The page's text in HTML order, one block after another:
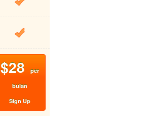
$28
per
bulan
Sign Up